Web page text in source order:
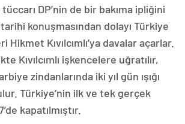
DP’nin de bir bakıma ipliğini
tarihi konuşmasından dolayı Türkiye
Hikmet Kıvılcımlı’ya davalar açarlar.
Kıvılcımlı işkencelere uğratılır,
zindanlarında iki yıl gün ışığı
Türkiye’nin ilk ve tek gerçek
kapatılmıştır.